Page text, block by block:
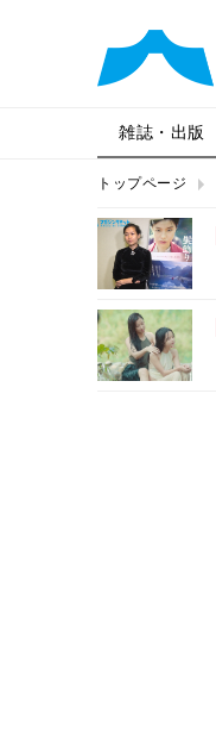
雑誌・出版
トップページ